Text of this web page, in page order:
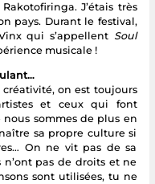
J’étais très
pays. Durant le festival,
qui s’appellent Soul
musicale !
on est toujours
et ceux qui font
sommes de plus en
sa propre culture si
On ne vit pas de sa
n’ont pas de droits et ne
sont utilisées, tu ne